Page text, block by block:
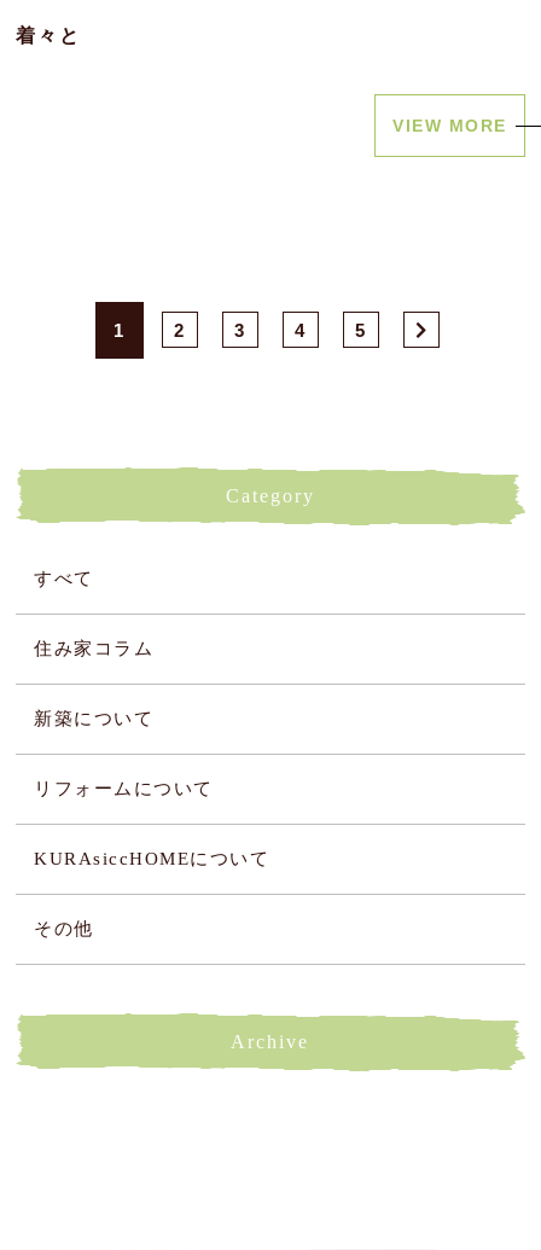
着々と
VIEW MORE
1 2 3 4 5
Category
すべて
住み家コラム
新築について
リフォームについて
KURAsiccHOMEについて
その他
Archive